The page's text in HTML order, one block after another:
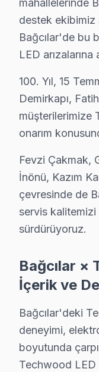
Bağcılar
· Bahçelievler
· Bakırköy
· Başakşehir
·
Bağcılar
· Bağcılar Sony
· Bağcılar
· Bağcılar
· Bağcılar LG
· Bağcılar
· Bağcılar
mahallelerinde
destek ekibimiz
Bağcılar'de bu
LED
100. Yıl, 15
Demirkapı,
müşterilerimize
onarım
Fevzi Çakmak,
İnönü, Kazım
çevresinde de
servis kalitemizi
sürdürüyoruz.
Bağcılar ×
İçerik ve
Bağcılar'deki
deneyimi,
boyutunda
Techwood LED